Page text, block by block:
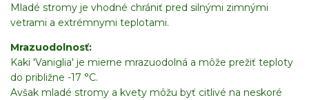
Mladé stromy je vhodné chrániť pred silnými zimnými
vetrami a extrémnymi teplotami.
Mrazuodolnosť:
Kaki 'Vaniglia' je mierne mrazuodolná a môže prežiť teploty
do približne -17 °C.
Avšak mladé stromy a kvety môžu byť citlivé na neskoré